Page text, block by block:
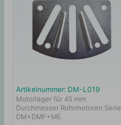
Artikelnummer: DM-L019
Motorlager für 45 mm
Durchmesser Rohrmotoren Serie
DM+DMF+ME